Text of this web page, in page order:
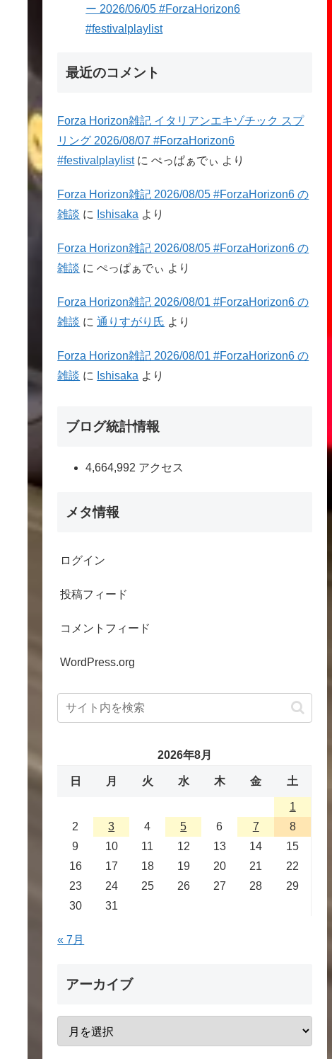
ー 2026/06/05 #ForzaHorizon6
#festivalplaylist
最近のコメント
Forza Horizon雑記 イタリアンエキゾチック スプ
リング 2026/08/07 #ForzaHorizon6
#festivalplaylistにぺっぱぁでぃ より
Forza Horizon雑記 2026/08/05 #ForzaHorizon6 の
雑談 に Ishisaka より
Forza Horizon雑記 2026/08/05 #ForzaHorizon6 の
雑談 にぺっぱぁでぃ より
Forza Horizon雑記 2026/08/01 #ForzaHorizon6 の
雑談 に通りすがり氏 より
Forza Horizon雑記 2026/08/01 #ForzaHorizon6 の
雑談 に Ishisaka より
ブログ統計情報
4,664,992 アクセス
メタ情報
ログイン
投稿フィード
コメントフィード
WordPress.org
2026年8月
日 月 火 水 木 金 土
1
2
3 4 5 6 7
8
9
10 11 12 13 14
15
16
17 18 19 20 21
22
23
24 25 26 27 28
29
30
31
« 7月
アーカイブ